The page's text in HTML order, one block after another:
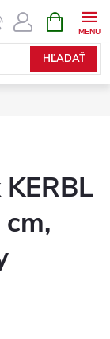
HĽADAŤ
KOŠÍK